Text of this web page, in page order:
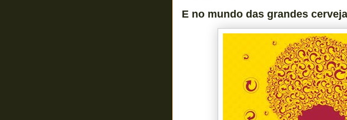
E no mundo das grandes